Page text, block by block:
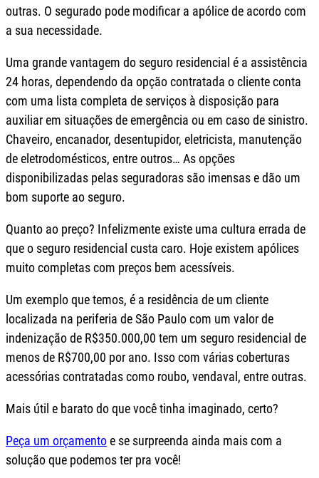
outras. O segurado pode modificar a apólice de acordo com
a sua necessidade.
Uma grande vantagem do seguro residencial é a assistência
24 horas, dependendo da opção contratada o cliente conta
com uma lista completa de serviços à disposição para
auxiliar em situações de emergência ou em caso de sinistro.
Chaveiro, encanador, desentupidor, eletricista, manutenção
de eletrodomésticos, entre outros… As opções
disponibilizadas pelas seguradoras são imensas e dão um
bom suporte ao seguro.
Quanto ao preço? Infelizmente existe uma cultura errada de
que o seguro residencial custa caro. Hoje existem apólices
muito completas com preços bem acessíveis.
Um exemplo que temos, é a residência de um cliente
localizada na periferia de São Paulo com um valor de
indenização de R$350.000,00 tem um seguro residencial de
menos de R$700,00 por ano. Isso com várias coberturas
acessórias contratadas como roubo, vendaval, entre outras.
Mais útil e barato do que você tinha imaginado, certo?
Peça um orçamentoe se surpreenda ainda mais com a
solução que podemos ter pra você!